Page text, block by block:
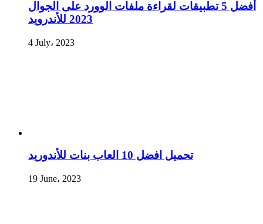
أفضل 5 تطبيقات لقراءة ملفات الوورد على الجوال
2023 للأندرويد
4 July، 2023
تحميل افضل 10 العاب بنات للأندوريد
19 June، 2023